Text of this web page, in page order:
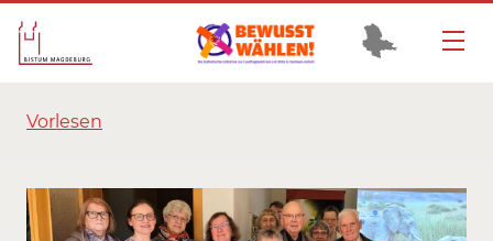
Vorlesen